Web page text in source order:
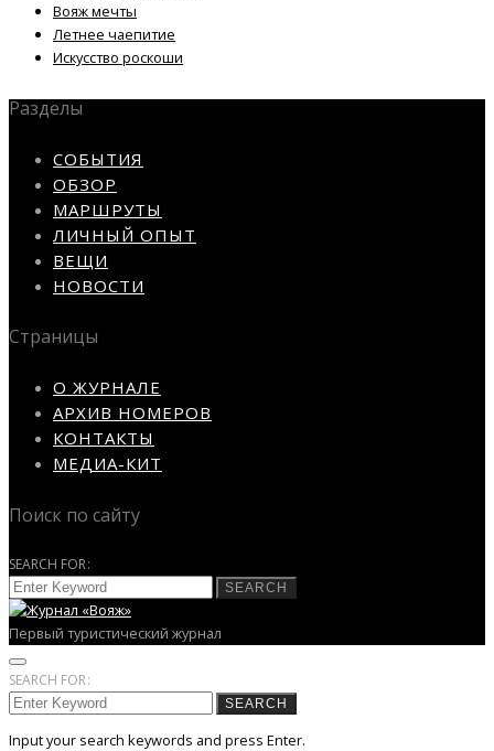
Вояж мечты
Летнее чаепитие
Искусство роскоши
Разделы
СОБЫТИЯ
ОБЗОР
МАРШРУТЫ
ЛИЧНЫЙ ОПЫТ
ВЕЩИ
НОВОСТИ
Страницы
О ЖУРНАЛЕ
АРХИВ НОМЕРОВ
КОНТАКТЫ
МЕДИА-КИТ
Поиск по сайту
SEARCH FOR:
SEARCH
Первый туристический журнал
SEARCH FOR:
SEARCH
Input your search keywords and press Enter.